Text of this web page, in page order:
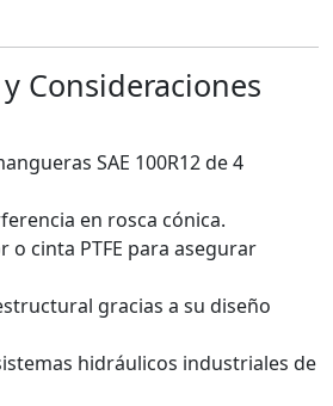
Consideraciones
SAE 100R12 de 4
en rosca cónica.
o cinta PTFE para asegurar
gracias a su diseño
hidráulicos industriales de